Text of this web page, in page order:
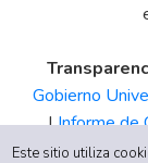
Gobierno
|Informe de
Tributario|
Este sitio utiliza